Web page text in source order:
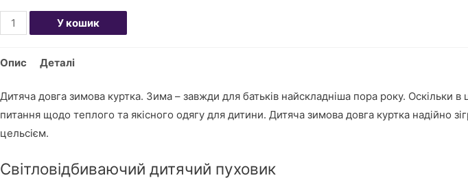
Пуховик
дитячий
довгий
У кошик
Опис Деталі
Дитяча довга зимова куртка. Зима – завжди для батьків найскладніша пора року. Оскільки
питання щодо теплого та якісного одягу для дитини. Дитяча зимова довга куртка надійно
цельсієм.
Світловідбиваючий дитячий пуховик